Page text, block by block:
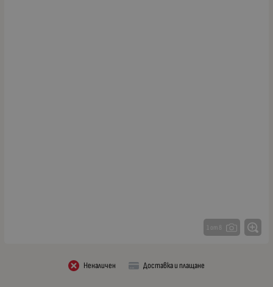
1 от 8
Неналичен Доставка и плащане